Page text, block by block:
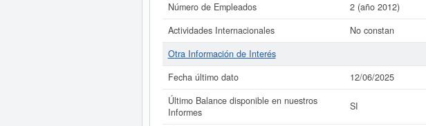
Número de Empleados
2 (año 2012)
Actividades Internacionales
No constan
Otra Información de Interés
Fecha último dato
12/06/2025
Último Balance disponible en nuestros
Informes
SI